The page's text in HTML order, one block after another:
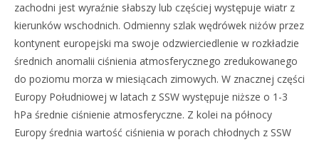
zachodni jest wyraźnie słabszy lub częściej występuje wiatr z
kierunków wschodnich. Odmienny szlak wędrówek niżów przez
kontynent europejski ma swoje odzwierciedlenie w rozkładzie
średnich anomalii ciśnienia atmosferycznego zredukowanego
do poziomu morza w miesiącach zimowych. W znacznej części
Europy Południowej w latach z SSW występuje niższe o 1-3
hPa średnie ciśnienie atmosferyczne. Z kolei na północy
Europy średnia wartość ciśnienia w porach chłodnych z SSW